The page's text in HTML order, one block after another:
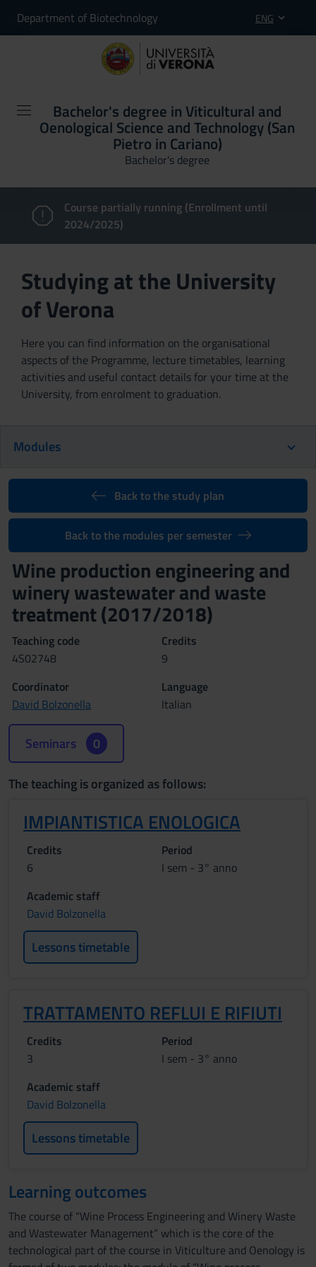
Department of Biotechnology ENG
Bachelor's degree in Viticultural and
Oenological Science and Technology (San
Pietro in Cariano)
Bachelor's degree
Course partially running (Enrollment until
2024/2025)
Studying at the University
of Verona
Here you can find information on the organisational
aspects of the Programme, lecture timetables, learning
activities and useful contact details for your time at the
University, from enrolment to graduation.
Modules
Back to the study plan
Back to the modules per semester
Wine production engineering and
winery wastewater and waste
treatment (2017/2018)
Teaching code
4S02748
Credits
9
Coordinator
David Bolzonella
Language
Italian
Seminars 0
The teaching is organized as follows:
IMPIANTISTICA ENOLOGICA
Credits
6
Period
I sem - 3° anno
Academic staff
David Bolzonella
Lessons timetable
TRATTAMENTO REFLUI E RIFIUTI
Credits
3
Period
I sem - 3° anno
Academic staff
David Bolzonella
Lessons timetable
Learning outcomes
The course of “Wine Process Engineering and Winery Waste
and Wastewater Management” which is the core of the
technological part of the course in Viticulture and Oenology is